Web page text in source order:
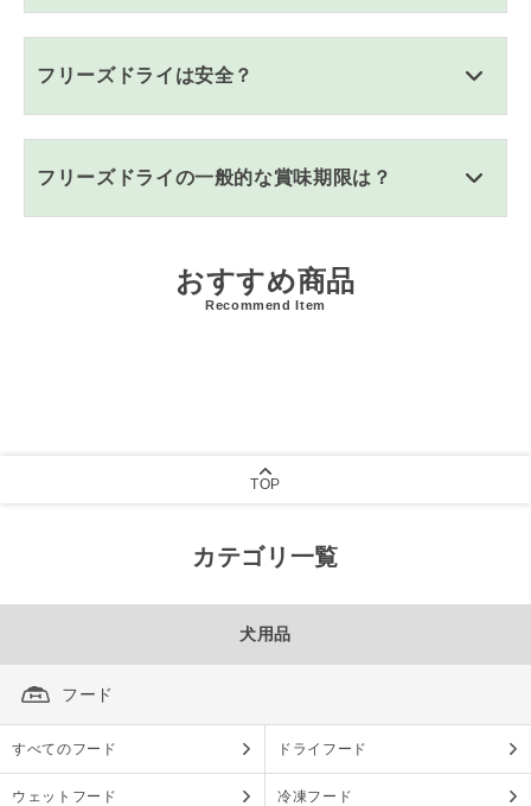
フリーズドライは安全？
フリーズドライの一般的な賞味期限は？
おすすめ商品
Recommend Item
TOP
カテゴリ一覧
犬用品
フード
すべてのフード ドライフード
ウェットフード 冷凍フード